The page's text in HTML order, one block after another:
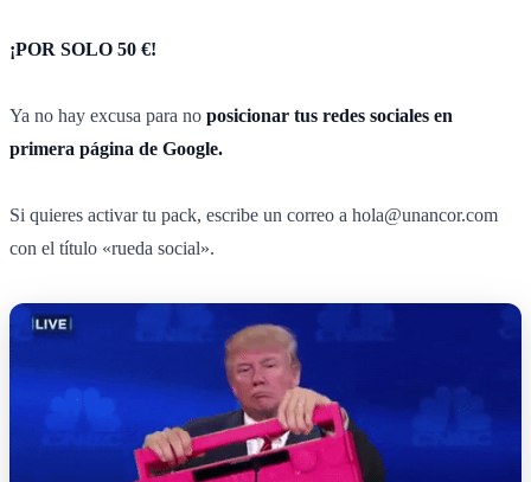
¡POR SOLO 50 €!
Ya no hay excusa para no posicionar tus redes sociales en
primera página de Google.
Si quieres activar tu pack, escribe un correo a hola@unancor.com
con el título «rueda social».